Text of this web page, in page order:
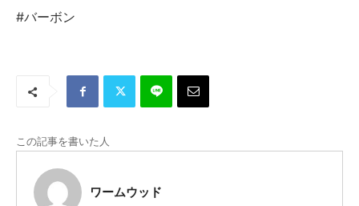
#バーボン
この記事を書いた人
ワームウッド